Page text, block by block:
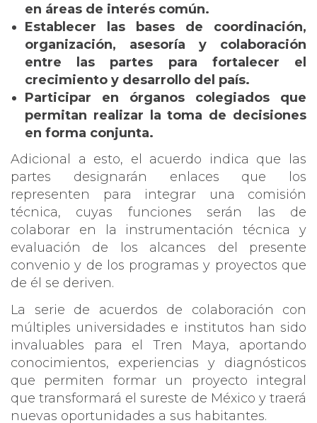
en áreas de interés común.
Establecer las bases de coordinación,
organización, asesoría y colaboración
entre las partes para fortalecer el
crecimiento y desarrollo del país.
Participar en órganos colegiados que
permitan realizar la toma de decisiones
en forma conjunta.
Adicional a esto, el acuerdo indica que las
partes designarán enlaces que los
representen para integrar una comisión
técnica, cuyas funciones serán las de
colaborar en la instrumentación técnica y
evaluación de los alcances del presente
convenio y de los programas y proyectos que
de él se deriven.
La serie de acuerdos de colaboración con
múltiples universidades e institutos han sido
invaluables para el Tren Maya, aportando
conocimientos, experiencias y diagnósticos
que permiten formar un proyecto integral
que transformará el sureste de México y traerá
nuevas oportunidades a sus habitantes.